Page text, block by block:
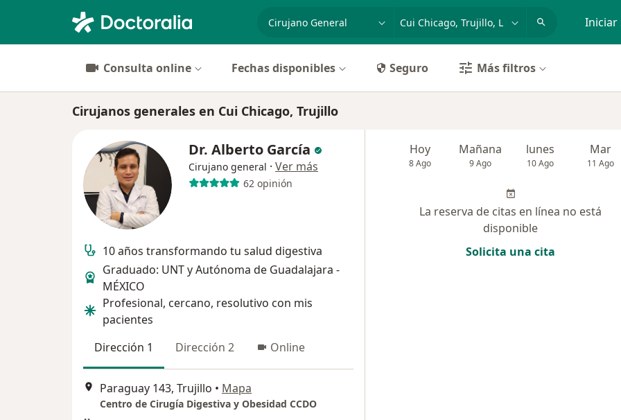
Iniciar
Consulta online Fechas disponibles Seguro Más filtros
Cirujanos generales en Cui Chicago, Trujillo
Dr. Alberto García
Cirujano general · Ver más
62 opinión
10 años transformando tu salud digestiva
Graduado: UNT y Autónoma de Guadalajara -
MÉXICO
Profesional, cercano, resolutivo con mis
pacientes
Dirección 1
Dirección 2 Online
Paraguay 143, Trujillo • Mapa
Centro de Cirugía Digestiva y Obesidad CCDO
Hoy
8 Ago
Mañana
9 Ago
lunes
10 Ago
Mar
11 Ago
La reserva de citas en línea no está
disponible
Solicita una cita